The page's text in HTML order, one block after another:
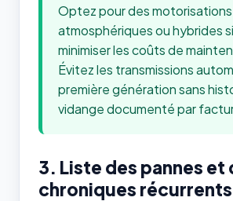
Optez pour des
atmosphériques ou hybrides
minimiser les coûts de
Évitez les transmissions
première génération sans
vidange documenté par
3. Liste des pannes
chroniques récurrents